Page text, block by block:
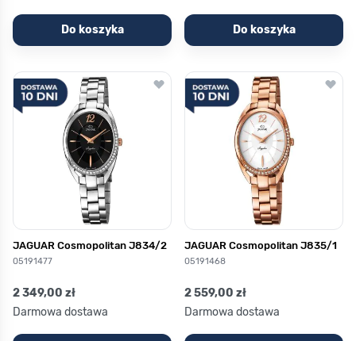
Do koszyka Do koszyka
JAGUAR Cosmopolitan J834/2
05191477
2 349,00 zł
Darmowa dostawa
JAGUAR Cosmopolitan J835/1
05191468
2 559,00 zł
Darmowa dostawa